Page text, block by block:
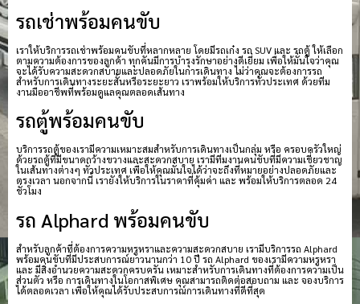
รถเช่าพร้อมคนขับ
เราให้บริการรถเช่าพร้อมคนขับที่หลากหลาย โดยมีรถเก๋ง รถ SUV และ รถตู้ ให้เลือก
ตามความต้องการของลูกค้า ทุกคันมีการบำรุงรักษาอย่างดีเยี่ยม เพื่อให้มั่นใจว่าคุณ
จะได้รับความสะดวกสบายและปลอดภัยในการเดินทาง ไม่ว่าคุณจะต้องการรถ
สำหรับการเดินทางระยะสั้นหรือระยะยาว เราพร้อมให้บริการทั่วประเทศ ด้วยทีม
งานมืออาชีพที่พร้อมดูแลคุณตลอดเส้นทาง
รถตู้พร้อมคนขับ
บริการรถตู้ของเรามีความเหมาะสมสำหรับการเดินทางเป็นกลุ่ม หรือ ครอบครัวใหญ่
ด้วยรถตู้ที่มีขนาดกว้างขวางและสะดวกสบาย เรามีทีมงานคนขับที่มีความเชี่ยวชาญ
ในเส้นทางต่างๆ ทั่วประเทศ เพื่อให้คุณมั่นใจได้ว่าจะถึงที่หมายอย่างปลอดภัยและ
ตรงเวลา นอกจากนี้ เรายังให้บริการในราคาที่คุ้มค่า และ พร้อมให้บริการตลอด 24
ชั่วโมง
รถ Alphard พร้อมคนขับ
สำหรับลูกค้าที่ต้องการความหรูหราและความสะดวกสบาย เรามีบริการรถ Alphard
พร้อมคนขับที่มีประสบการณ์ยาวนานกว่า 10 ปี รถ Alphard ของเรามีความหรูหรา
และ มีสิ่งอำนวยความสะดวกครบครัน เหมาะสำหรับการเดินทางที่ต้องการความเป็น
ส่วนตัว หรือ การเดินทางในโอกาสพิเศษ คุณสามารถติดต่อสอบถาม และ จองบริการ
ได้ตลอดเวลา เพื่อให้คุณได้รับประสบการณ์การเดินทางที่ดีที่สุด